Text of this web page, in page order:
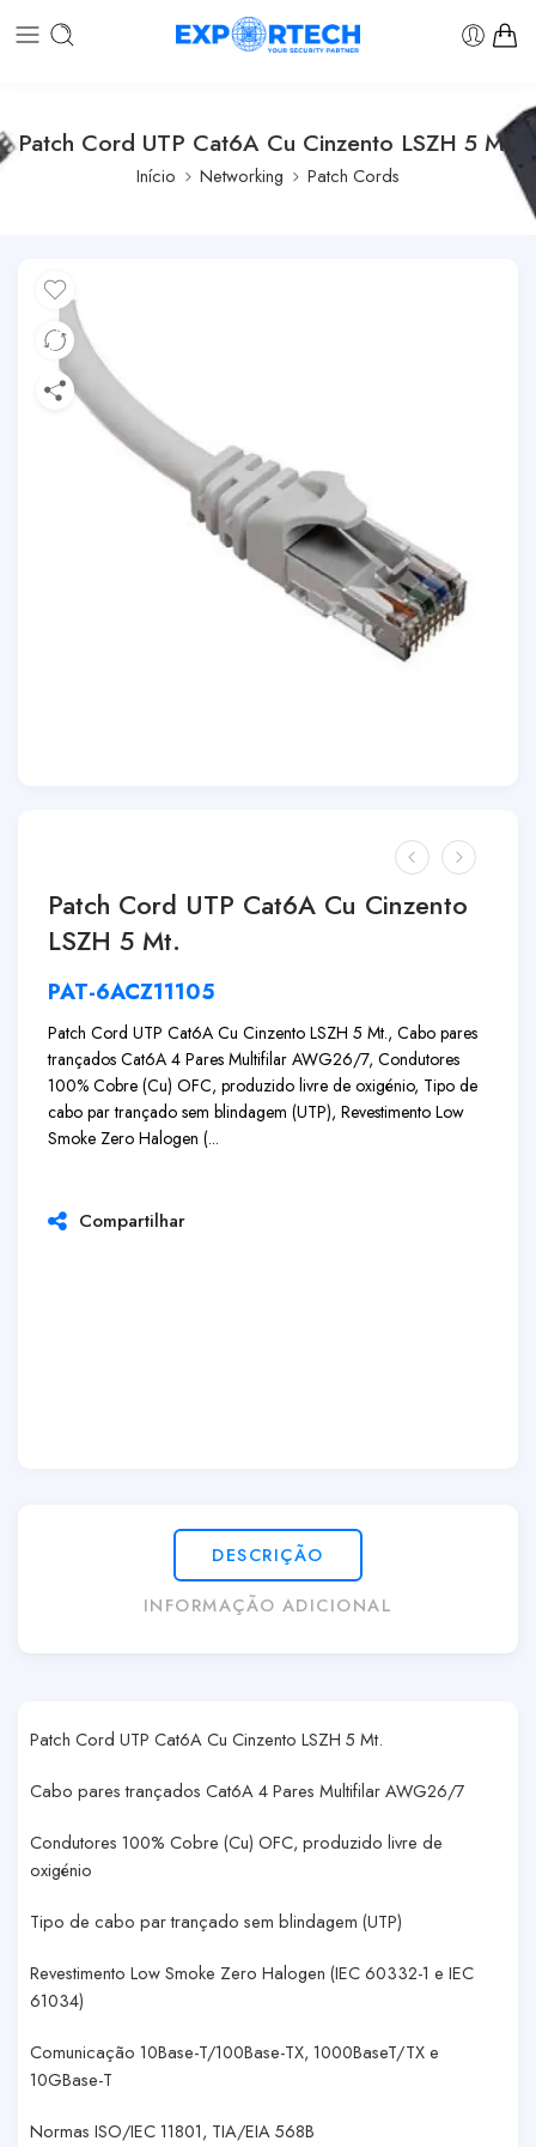
Patch Cord UTP Cat6A Cu Cinzento LSZH 5 Mt.
Início Networking Patch Cords
Patch Cord UTP Cat6A Cu Cinzento
LSZH 5 Mt.
PAT-6ACZ11105
Patch Cord UTP Cat6A Cu Cinzento LSZH 5 Mt., Cabo pares
trançados Cat6A 4 Pares Multifilar AWG26/7, Condutores
100% Cobre (Cu) OFC, produzido livre de oxigénio, Tipo de
cabo par trançado sem blindagem (UTP), Revestimento Low
Smoke Zero Halogen (...
Compartilhar
DESCRIÇÃO
INFORMAÇÃO ADICIONAL
Patch Cord UTP Cat6A Cu Cinzento LSZH 5 Mt.
Cabo pares trançados Cat6A 4 Pares Multifilar AWG26/7
Condutores 100% Cobre (Cu) OFC, produzido livre de
oxigénio
Tipo de cabo par trançado sem blindagem (UTP)
Revestimento Low Smoke Zero Halogen (IEC 60332-1 e IEC
61034)
Comunicação 10Base-T/100Base-TX, 1000BaseT/TX e
10GBase-T
Normas ISO/IEC 11801, TIA/EIA 568B